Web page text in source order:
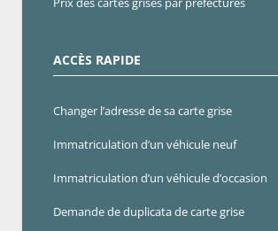
ACCÈS RAPIDE
Changer l’adresse de sa carte grise
Immatriculation d’un véhicule neuf
Immatriculation d’un véhicule d’occasion
Demande de duplicata de carte grise